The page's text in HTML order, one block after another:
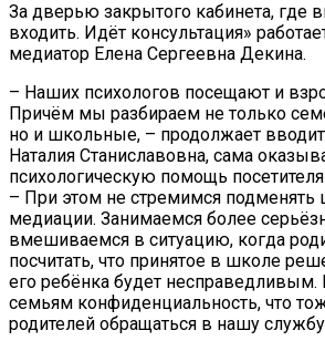
За дверью закрытого кабинета, где
входить. Идёт консультация»
медиатор Елена Сергеевна Декина.
– Наших психологов посещают и
Причём мы разбираем не только
но и школьные, – продолжает
Наталия Станиславовна, сама
психологическую помощь
– При этом не стремимся
медиации. Занимаемся более
вмешиваемся в ситуацию, когда
посчитать, что принятое в школе
его ребёнка будет
семьям конфиденциальность, что
родителей обращаться в нашу